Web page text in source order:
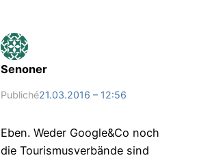
Senoner
Publiché21.03.2016 – 12:56
Eben. Weder Google&Co noch
die Tourismusverbände sind